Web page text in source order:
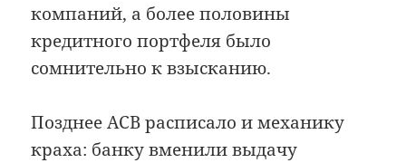
компаний, а более половины
кредитного портфеля было
сомнительно к взысканию.
Позднее АСВ расписало и механику
краха: банку вменили выдачу